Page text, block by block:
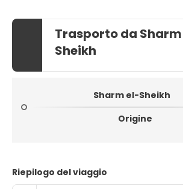
Trasporto da
Sheikh
Sharm el-Sheikh
Origine
Riepilogo del viaggio